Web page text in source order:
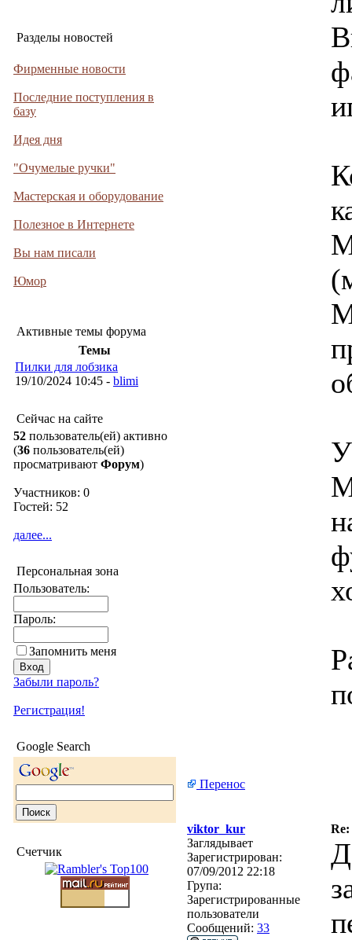
Разделы новостей
Фирменные новости
Последние поступления в
базу
Идея дня
"Очумелые ручки"
Мастерская и оборудование
Полезное в Интернете
Вы нам писали
Юмор
Активные темы форума
Темы
Пилки для лобзика
19/10/2024 10:45 - blimi
Сейчас на сайте
52 пользователь(ей) активно
(36 пользователь(ей)
просматривают Форум)
Участников: 0
Гостей: 52
далее...
Персональная зона
Пользователь:
Пароль:
Запомнить меня
Забыли пароль?
Регистрация!
Google Search
Счетчик
Перенос
viktor_kur
Re:
Заглядывает
Зарегистрирован:
07/09/2012 22:18
Група:
Зарегистрированные
пользователи
Сообщений: 33